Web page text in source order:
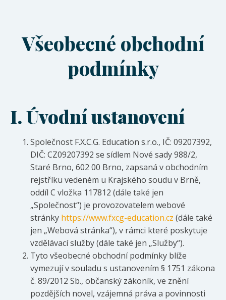
Všeobecné obchodní
podmínky
I.Úvodní ustanovení
Společnost F.X.C.G. Education s.r.o., IČ: 09207392,
DIČ: CZ09207392 se sídlem Nové sady 988/2,
Staré Brno, 602 00 Brno, zapsaná v obchodním
rejstříku vedeném u Krajského soudu v Brně,
oddíl C vložka 117812 (dále také jen
„Společnost“) je provozovatelem webové
stránky https://www.fxcg-education.cz (dále také
jen „Webová stránka“), v rámci které poskytuje
vzdělávací služby (dále také jen „Služby“).
Tyto všeobecné obchodní podmínky blíže
vymezují v souladu s ustanovením § 1751 zákona
č. 89/2012 Sb., občanský zákoník, ve znění
pozdějších novel, vzájemná práva a povinnosti